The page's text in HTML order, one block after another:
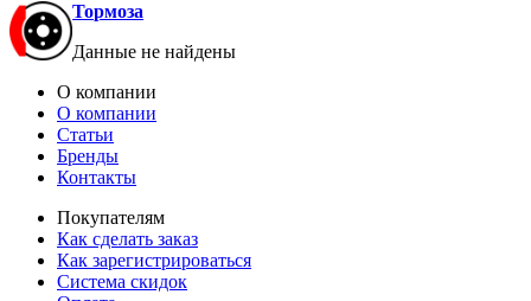
Тормоза
Данные не найдены
О компании
О компании
Статьи
Бренды
Контакты
Покупателям
Как сделать заказ
Как зарегистрироваться
Система скидок